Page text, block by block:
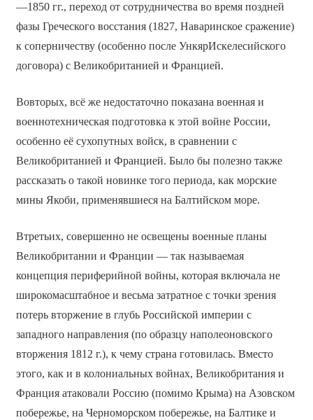
—1850 гг., переход от сотрудничества во время поздней
фазы Греческого восстания (1827, Наваринское сражение)
к соперничеству (особенно после Ункяр­Искелесийского
договора) с Великобританией и Францией.
Во­вторых, всё же недостаточно показана военная и
военно­техническая подготовка к этой войне России,
особенно её сухопутных войск, в сравнении с
Великобританией и Францией. Было бы полезно также
рассказать о такой новинке того периода, как морские
мины Якоби, применявшиеся на Балтийском море.
В­третьих, совершенно не освещены военные планы
Великобритании и Франции — так называемая
концепция периферийной войны, которая включала не
широкомасштабное и весьма затратное с точки зрения
потерь вторжение в глубь Российской империи с
западного направления (по образцу наполеоновского
вторжения 1812 г.), к чему страна готовилась. Вместо
этого, как и в колониальных войнах, Великобритания и
Франция атаковали Россию (помимо Крыма) на Азовском
побережье, на Черноморском побережье, на Балтике и